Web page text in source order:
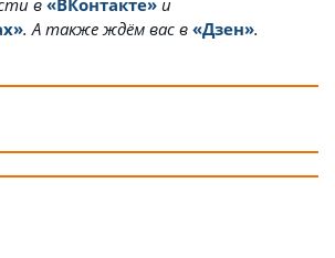
. А также ждём вас в «Дзен».